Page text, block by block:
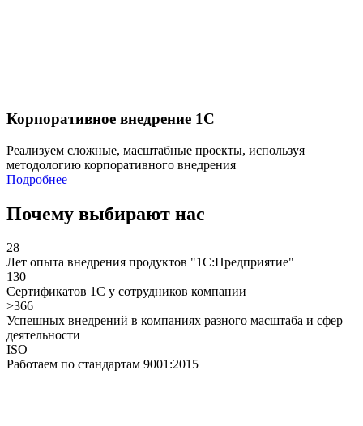
Корпоративное внедрение 1С
Реализуем сложные, масштабные проекты, используя
методологию корпоративного внедрения
Подробнее
Почему выбирают нас
28
Лет опыта внедрения продуктов "1С:Предприятие"
130
Сертификатов 1С у сотрудников компании
>366
Успешных внедрений в компаниях разного масштаба и сфер
деятельности
ISO
Работаем по стандартам 9001:2015